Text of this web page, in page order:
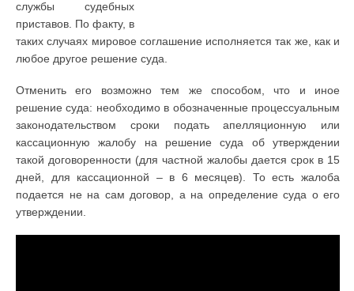
службы судебных
приставов. По факту, в
таких случаях мировое соглашение исполняется так же, как и
любое другое решение суда.
Отменить его возможно тем же способом, что и иное
решение суда: необходимо в обозначенные процессуальным
законодательством сроки подать апелляционную или
кассационную жалобу на решение суда об утверждении
такой договоренности (для частной жалобы дается срок в 15
дней, для кассационной – в 6 месяцев). То есть жалоба
подается не на сам договор, а на определение суда о его
утверждении.